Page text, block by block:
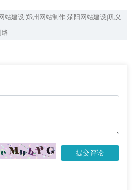
站建设|郑州网站制作|荥阳网站建设|巩义
络
提交评论